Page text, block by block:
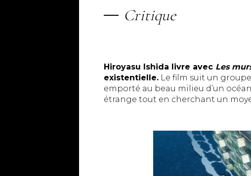
Critique
Hiroyasu Ishida livre avec Les
existentielle. Le film suit un
emporté au beau milieu d’un
étrange tout en cherchant un